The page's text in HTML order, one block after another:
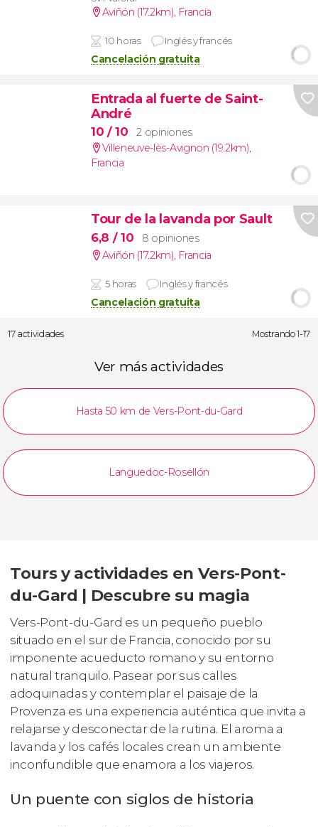
Aviñón (17.2km), Francia
10 horas Inglés y francés
Cancelación gratuita
Entrada al fuerte de Saint-
André
10 / 10
2 opiniones
Villeneuve-lès-Avignon (19.2km),
Francia
Tour de la lavanda por Sault
6,8 / 10
8 opiniones
Aviñón (17.2km), Francia
5 horas Inglés y francés
Cancelación gratuita
17 actividades Mostrando 1-17
Ver más actividades
Hasta 50 km de Vers-Pont-du-Gard
Languedoc-Rosellón
Tours y actividades en Vers-Pont-
du-Gard | Descubre su magia
Vers-Pont-du-Gard es un pequeño pueblo
situado en el sur de Francia, conocido por su
imponente acueducto romano y su entorno
natural tranquilo. Pasear por sus calles
adoquinadas y contemplar el paisaje de la
Provenza es una experiencia auténtica que invita a
relajarse y desconectar de la rutina. El aroma a
lavanda y los cafés locales crean un ambiente
inconfundible que enamora a los viajeros.
Un puente con siglos de historia